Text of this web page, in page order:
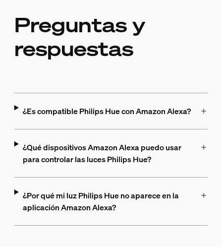
Preguntas y
respuestas
¿Es compatible Philips Hue con Amazon Alexa?
¿Qué dispositivos Amazon Alexa puedo usar
para controlar las luces Philips Hue?
¿Por qué mi luz Philips Hue no aparece en la
aplicación Amazon Alexa?